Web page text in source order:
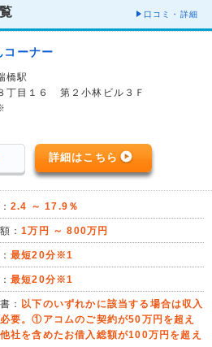
口コミ・詳細
コーナー
橋駅
丁目１６ 第２小林ビル３Ｆ
詳細はこちら
2.4 ～ 17.9％
：1万円 ～ 800万円
最短20分※1
最短20分※1
： 以下のいずれかに該当する場合は収入
要。①アコムのご契約が50万円を超え
社を含めたお借入総額が100万円を超え